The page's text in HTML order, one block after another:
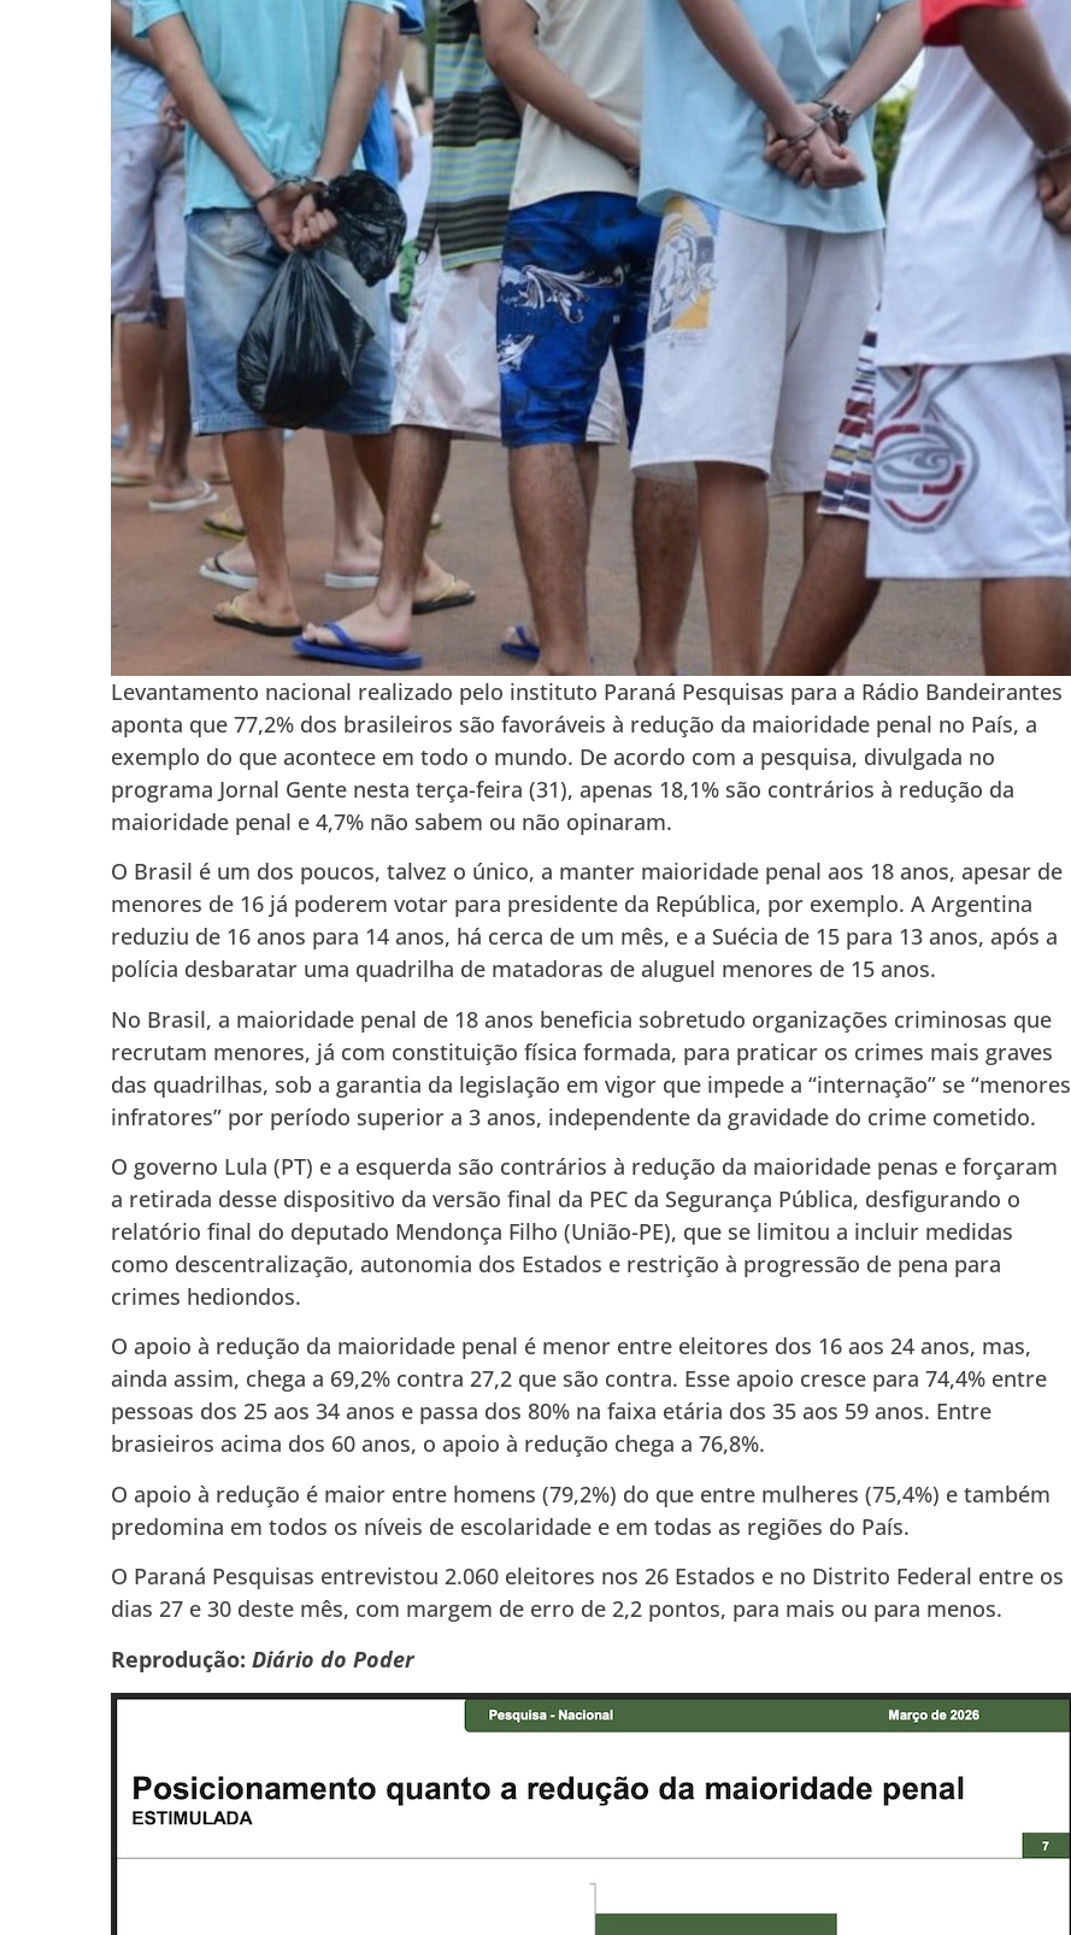
Levantamento nacional realizado pelo instituto Paraná Pesquisas para a Rádio Bandeirantes
aponta que 77,2% dos brasileiros são favoráveis à redução da maioridade penal no País, a
exemplo do que acontece em todo o mundo. De acordo com a pesquisa, divulgada no
programa Jornal Gente nesta terça-feira (31), apenas 18,1% são contrários à redução da
maioridade penal e 4,7% não sabem ou não opinaram.
O Brasil é um dos poucos, talvez o único, a manter maioridade penal aos 18 anos, apesar de
menores de 16 já poderem votar para presidente da República, por exemplo. A Argentina
reduziu de 16 anos para 14 anos, há cerca de um mês, e a Suécia de 15 para 13 anos, após a
polícia desbaratar uma quadrilha de matadoras de aluguel menores de 15 anos.
No Brasil, a maioridade penal de 18 anos beneficia sobretudo organizações criminosas que
recrutam menores, já com constituição física formada, para praticar os crimes mais graves
das quadrilhas, sob a garantia da legislação em vigor que impede a “internação” se “menores
infratores” por período superior a 3 anos, independente da gravidade do crime cometido.
O governo Lula (PT) e a esquerda são contrários à redução da maioridade penas e forçaram
a retirada desse dispositivo da versão final da PEC da Segurança Pública, desfigurando o
relatório final do deputado Mendonça Filho (União-PE), que se limitou a incluir medidas
como descentralização, autonomia dos Estados e restrição à progressão de pena para
crimes hediondos.
O apoio à redução da maioridade penal é menor entre eleitores dos 16 aos 24 anos, mas,
ainda assim, chega a 69,2% contra 27,2 que são contra. Esse apoio cresce para 74,4% entre
pessoas dos 25 aos 34 anos e passa dos 80% na faixa etária dos 35 aos 59 anos. Entre
brasieiros acima dos 60 anos, o apoio à redução chega a 76,8%.
O apoio à redução é maior entre homens (79,2%) do que entre mulheres (75,4%) e também
predomina em todos os níveis de escolaridade e em todas as regiões do País.
O Paraná Pesquisas entrevistou 2.060 eleitores nos 26 Estados e no Distrito Federal entre os
dias 27 e 30 deste mês, com margem de erro de 2,2 pontos, para mais ou para menos.
Reprodução: Diário do Poder